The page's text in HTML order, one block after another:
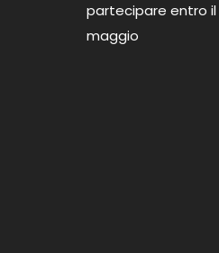
partecipare entro il
maggio